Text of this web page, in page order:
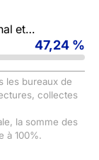
alliés
47,24 %
les bureaux de
collectes
la somme des
à 100%.